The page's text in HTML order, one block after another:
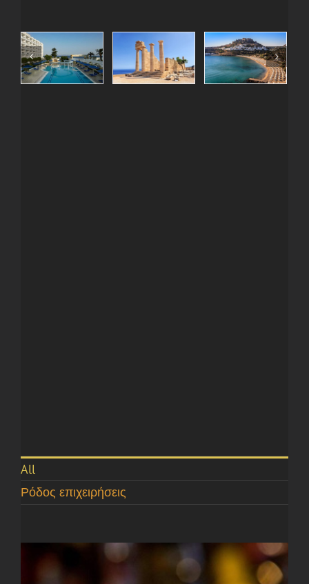
All
Ρόδος επιχειρήσεις